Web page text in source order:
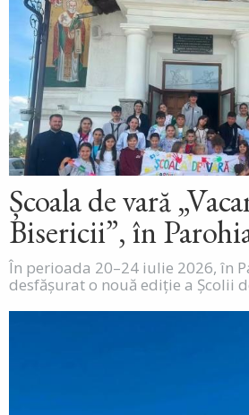
Școala de vară
Bisericii”, în
În perioada 20–24 iulie 2026, în
desfășurat o nouă ediție a Școlii